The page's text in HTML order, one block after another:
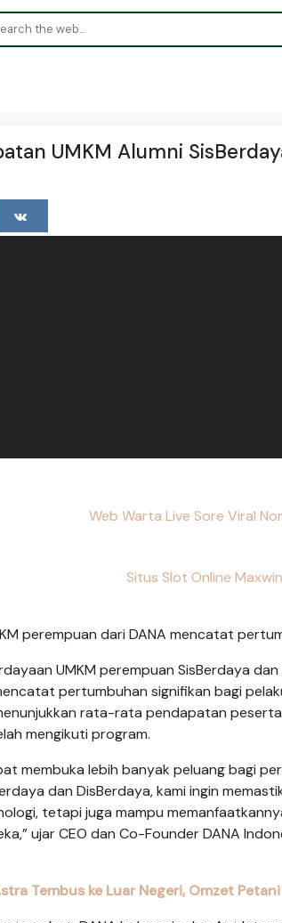
UMKM Alumni
Web Warta Live Sore Viral
Situs Slot Online Maxwin
perempuan dari DANA mencatat
UMKM perempuan SisBerdaya
pertumbuhan signifikan bagi
rata-rata pendapatan peserta
mengikuti program.
membuka lebih banyak peluang bagi
dan DisBerdaya, kami ingin
tetapi juga mampu
ujar CEO dan Co-Founder DANA
Tembus ke Luar Negeri, Omzet Petani